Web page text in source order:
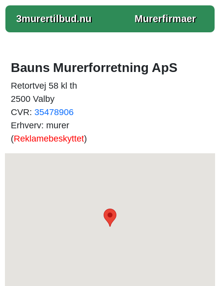
3murertilbud.nu Murerfirmaer
Bauns Murerforretning ApS
Retortvej 58 kl th
2500 Valby
CVR: 35478906
Erhverv: murer
(Reklamebeskyttet)